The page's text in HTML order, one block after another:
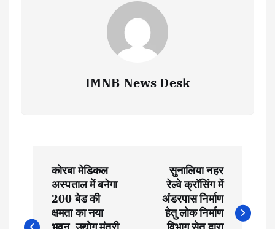
IMNB News Desk
s
कोरबा मेडिकल
अस्पताल में बनेगा
200 बेड की
क्षमता का नया
सुनालिया नहर
रेल्वे क्रॉसिंग में
अंडरपास निर्माण
हेतु लोक निर्माण